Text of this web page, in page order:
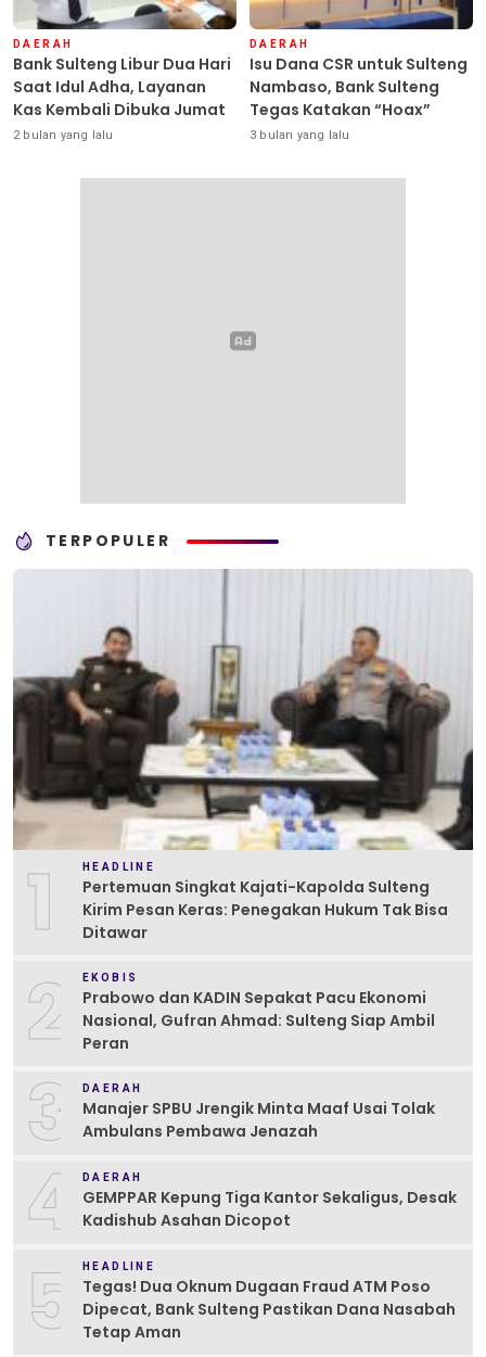
DAERAH
Bank Sulteng Libur Dua Hari
Saat Idul Adha, Layanan
Kas Kembali Dibuka Jumat
2 bulan yang lalu
DAERAH
Isu Dana CSR untuk Sulteng
Nambaso, Bank Sulteng
Tegas Katakan “Hoax”
3 bulan yang lalu
TERPOPULER
1 HEADLINE
Pertemuan Singkat Kajati-Kapolda Sulteng
Kirim Pesan Keras: Penegakan Hukum Tak Bisa
Ditawar
2 EKOBIS
Prabowo dan KADIN Sepakat Pacu Ekonomi
Nasional, Gufran Ahmad: Sulteng Siap Ambil
Peran
3 DAERAH
Manajer SPBU Jrengik Minta Maaf Usai Tolak
Ambulans Pembawa Jenazah
4 DAERAH
GEMPPAR Kepung Tiga Kantor Sekaligus, Desak
Kadishub Asahan Dicopot
5 HEADLINE
Tegas! Dua Oknum Dugaan Fraud ATM Poso
Dipecat, Bank Sulteng Pastikan Dana Nasabah
Tetap Aman